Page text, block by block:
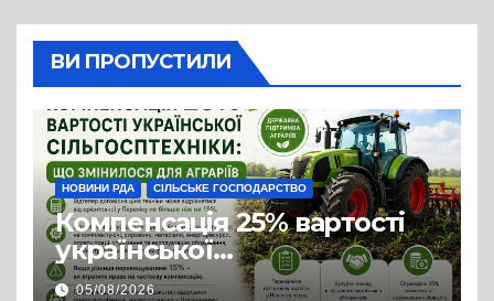
ВИ ПРОПУСТИЛИ
НОВИНИ РДА СІЛЬСЬКЕ ГОСПОДАРСТВО
Компенсація 25% вартості
української
сільгосптехніки: що
05/08/2026